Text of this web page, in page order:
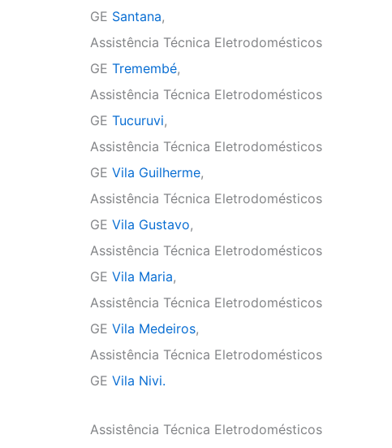
GE Santana,
Assistência Técnica Eletrodomésticos
GE Tremembé,
Assistência Técnica Eletrodomésticos
GE Tucuruvi,
Assistência Técnica Eletrodomésticos
GE Vila Guilherme,
Assistência Técnica Eletrodomésticos
GE Vila Gustavo,
Assistência Técnica Eletrodomésticos
GE Vila Maria,
Assistência Técnica Eletrodomésticos
GE Vila Medeiros,
Assistência Técnica Eletrodomésticos
GE Vila Nivi.
Assistência Técnica Eletrodomésticos